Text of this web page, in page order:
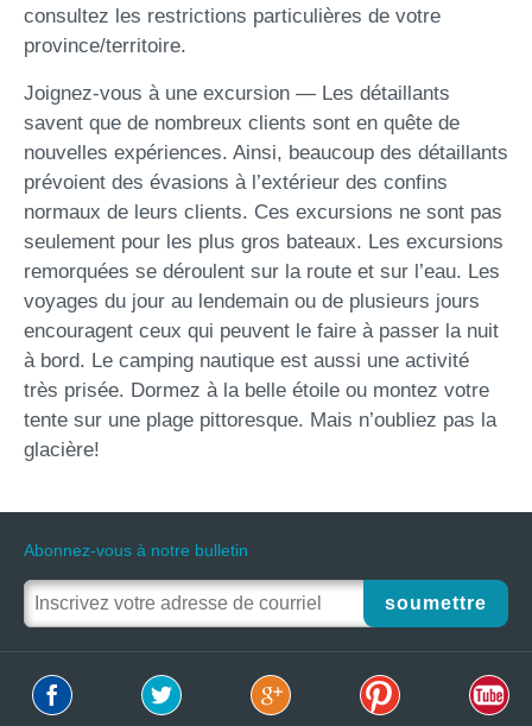
consultez les restrictions particulières de votre
province/territoire.
Joignez-vous à une excursion — Les détaillants
savent que de nombreux clients sont en quête de
nouvelles expériences. Ainsi, beaucoup des détaillants
prévoient des évasions à l’extérieur des confins
normaux de leurs clients. Ces excursions ne sont pas
seulement pour les plus gros bateaux. Les excursions
remorquées se déroulent sur la route et sur l’eau. Les
voyages du jour au lendemain ou de plusieurs jours
encouragent ceux qui peuvent le faire à passer la nuit
à bord. Le camping nautique est aussi une activité
très prisée. Dormez à la belle étoile ou montez votre
tente sur une plage pittoresque. Mais n’oubliez pas la
glacière!
Abonnez-vous à notre bulletin
soumettre